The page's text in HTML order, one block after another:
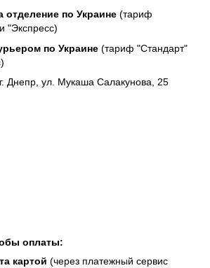
отделение по Украине (тариф
"Экспресс)
по Украине (тариф "Стандарт"
г. Днепр, ул. Мукаша Салакунова, 25
оплаты:
картой (через платежный сервис